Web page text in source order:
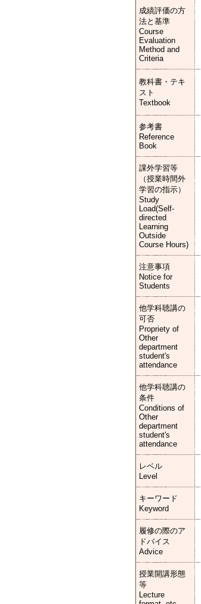
成績評価の方
法と基準
Course
Evaluation
Method and
Criteria
教科書・テキ
スト
Textbook
参考書
Reference
Book
課外学習等
（授業時間外
学習の指示）
Study
Load(Self-
directed
Learning
Outside
Course Hours)
注意事項
Notice for
Students
他学科聴講の
可否
Propriety of
Other
department
student's
attendance
他学科聴講の
条件
Conditions of
Other
department
student's
attendance
レベル
Level
キーワード
Keyword
履修の際のア
ドバイス
Advice
授業開講形態
等
Lecture